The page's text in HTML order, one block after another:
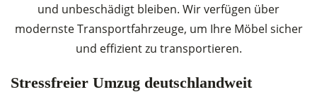
und unbeschädigt bleiben. Wir verfügen über
modernste Transportfahrzeuge, um Ihre Möbel sicher
und effizient zu transportieren.
Stressfreier Umzug deutschlandweit